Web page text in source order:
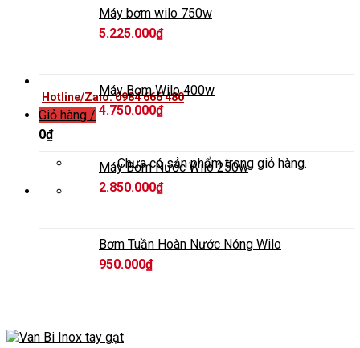
Hotline/Zalo: 0984 666 480
Giỏ hàng /
0₫
Chưa có sản phẩm trong giỏ hàng.
Máy bơm wilo 750w
5.225.000₫
Máy Bơm Wilo 400w
4.750.000₫
Máy Bơm Nước Wilo 250w
2.850.000₫
Bơm Tuần Hoàn Nước Nóng Wilo
950.000₫